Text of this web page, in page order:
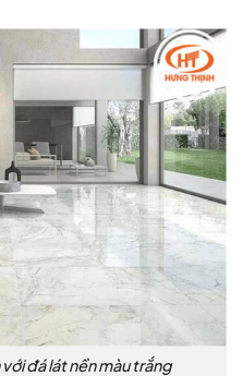
đá lát nền màu trắng